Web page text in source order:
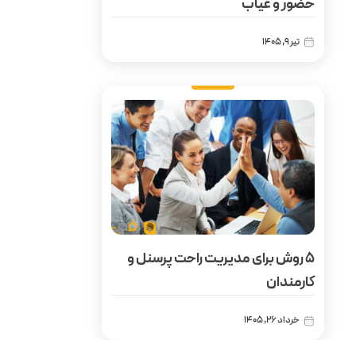
تیر 9, 1405
۵ روش برای مدیریت راحت پرسنل و
کارمندان
خرداد 26, 1405